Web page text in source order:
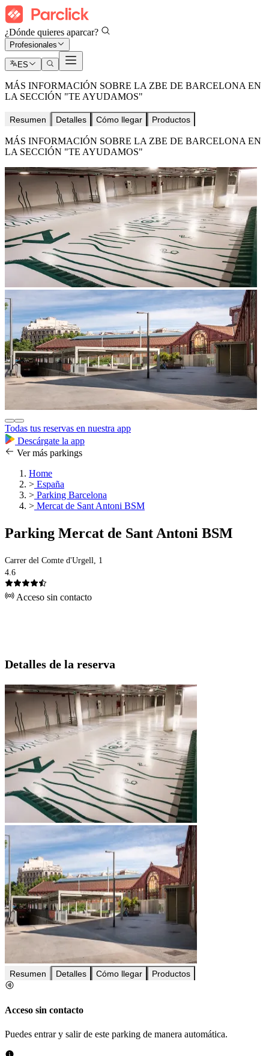
¿Dónde quieres aparcar?
Profesionales
ES
MÁS INFORMACIÓN SOBRE LA ZBE DE BARCELONA EN
LA SECCIÓN "TE AYUDAMOS"
Resumen Detalles Cómo llegar Productos
MÁS INFORMACIÓN SOBRE LA ZBE DE BARCELONA EN
LA SECCIÓN "TE AYUDAMOS"
Todas tus reservas en nuestra app
Descárgate la app
Ver más parkings
Home
> España
> Parking Barcelona
> Mercat de Sant Antoni BSM
Parking Mercat de Sant Antoni BSM
Carrer del Comte d'Urgell, 1
4.6
Acceso sin contacto
Detalles de la reserva
Resumen Detalles Cómo llegar Productos
Acceso sin contacto
Puedes entrar y salir de este parking de manera automática.